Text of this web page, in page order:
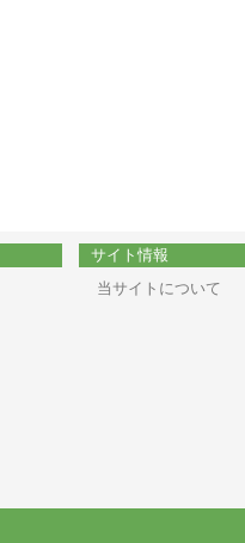
サイト情報
当サイトについて